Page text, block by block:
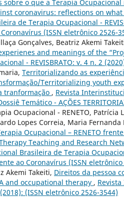
o que a Terapia
coronavirus: reflections on
de Terapia Ocupacional -
(ISSN eletrônico 2526-
Gonçalves, Beatriz Akemi
and meanings of the
- REVISBRATO: v. 4 n. 2
Territorializando as
Territorializing youth
tranformação , Revista
Temático - AÇÕES
Ocupacional - RENETO, Patrícia
Lopes Correia, Maria Fernanda
Ocupacional – RENETO
Teaching and Research
Brasileira de Terapia
ao Coronavírus (ISSN eletrônico
Akemi Takeiti, Direitos da pessoa
and occupational therapy ,
(ISSN eletrônico 2526-3544)